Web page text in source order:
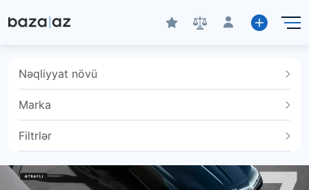
Nəqliyyat növü
Marka
Filtrlər